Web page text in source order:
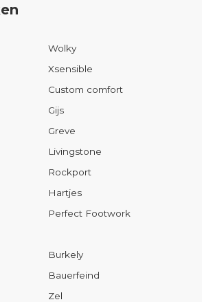
Wolky
Xsensible
Custom comfort
Gijs
Greve
Livingstone
Rockport
Hartjes
Perfect Footwork
Burkely
Bauerfeind
Zel